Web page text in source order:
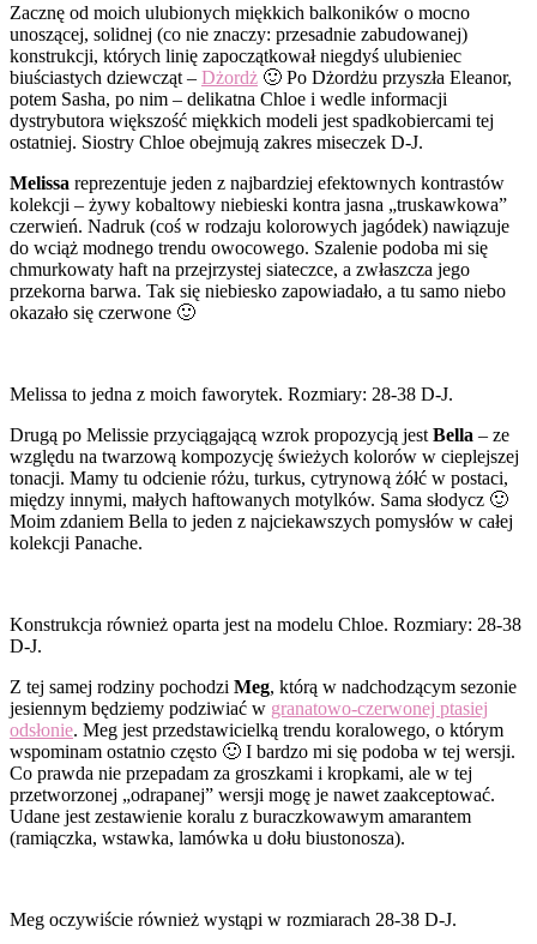
Zacznę od moich ulubionych miękkich balkoników o mocno
unoszącej, solidnej (co nie znaczy: przesadnie zabudowanej)
konstrukcji, których linię zapoczątkował niegdyś ulubieniec
biuściastych dziewcząt – Dżordż 🙂 Po Dżordżu przyszła Eleanor,
potem Sasha, po nim – delikatna Chloe i wedle informacji
dystrybutora większość miękkich modeli jest spadkobiercami tej
ostatniej. Siostry Chloe obejmują zakres miseczek D-J.
Melissa reprezentuje jeden z najbardziej efektownych kontrastów
kolekcji – żywy kobaltowy niebieski kontra jasna „truskawkowa”
czerwień. Nadruk (coś w rodzaju kolorowych jagódek) nawiązuje
do wciąż modnego trendu owocowego. Szalenie podoba mi się
chmurkowaty haft na przejrzystej siateczce, a zwłaszcza jego
przekorna barwa. Tak się niebiesko zapowiadało, a tu samo niebo
okazało się czerwone 🙂
Melissa to jedna z moich faworytek. Rozmiary: 28-38 D-J.
Drugą po Melissie przyciągającą wzrok propozycją jest Bella – ze
względu na twarzową kompozycję świeżych kolorów w cieplejszej
tonacji. Mamy tu odcienie różu, turkus, cytrynową żółć w postaci,
między innymi, małych haftowanych motylków. Sama słodycz 🙂
Moim zdaniem Bella to jeden z najciekawszych pomysłów w całej
kolekcji Panache.
Konstrukcja również oparta jest na modelu Chloe. Rozmiary: 28-38
D-J.
Z tej samej rodziny pochodzi Meg, którą w nadchodzącym sezonie
jesiennym będziemy podziwiać w granatowo-czerwonej ptasiej
odsłonie. Meg jest przedstawicielką trendu koralowego, o którym
wspominam ostatnio często 🙂 I bardzo mi się podoba w tej wersji.
Co prawda nie przepadam za groszkami i kropkami, ale w tej
przetworzonej „odrapanej” wersji mogę je nawet zaakceptować.
Udane jest zestawienie koralu z buraczkowawym amarantem
(ramiączka, wstawka, lamówka u dołu biustonosza).
Meg oczywiście również wystąpi w rozmiarach 28-38 D-J.